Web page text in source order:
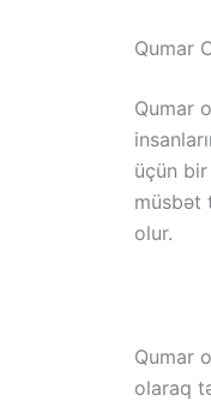
Qumar
Qumar
üçün
müsbət
olur.
Qumar
olaraq